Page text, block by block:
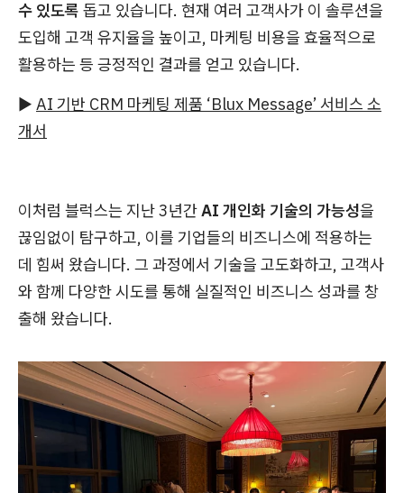
수 있도록 돕고 있습니다. 현재 여러 고객사가 이 솔루션을
도입해 고객 유지율을 높이고, 마케팅 비용을 효율적으로
활용하는 등 긍정적인 결과를 얻고 있습니다.
▶ AI 기반 CRM 마케팅 제품 ‘Blux Message’ 서비스 소
개서
이처럼 블럭스는 지난 3년간AI 개인화 기술의 가능성을
끊임없이 탐구하고, 이를 기업들의 비즈니스에 적용하는
데 힘써 왔습니다. 그 과정에서 기술을 고도화하고, 고객사
와 함께 다양한 시도를 통해 실질적인 비즈니스 성과를 창
출해 왔습니다.